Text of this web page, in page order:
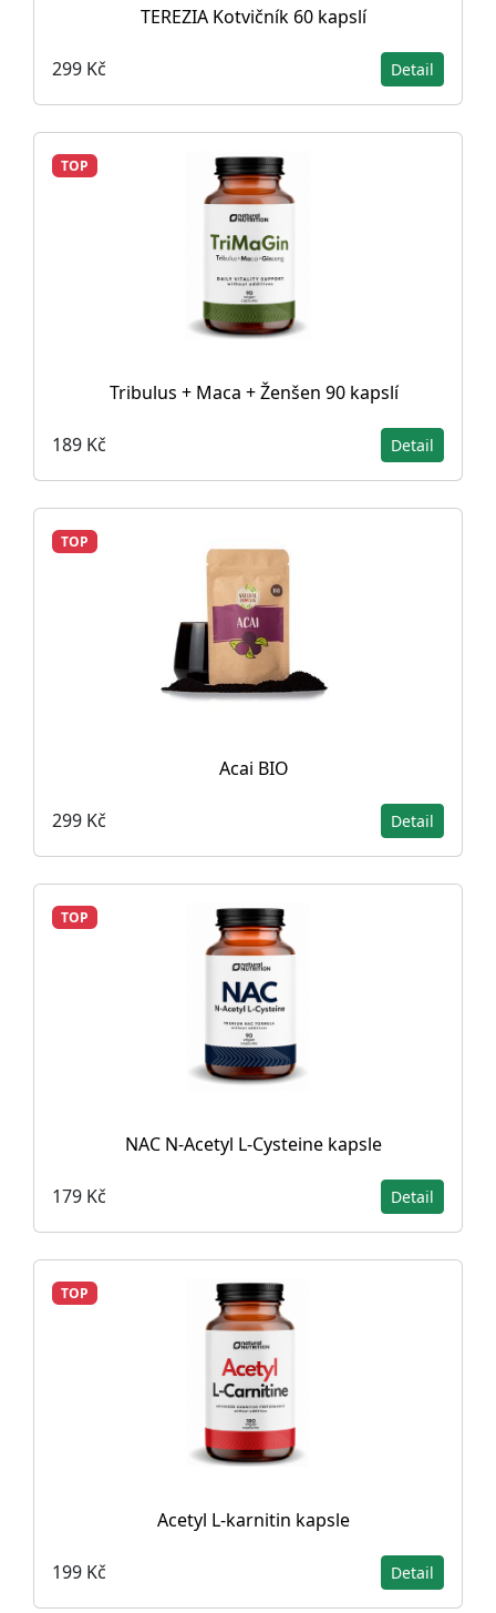
TEREZIA Kotvičník 60 kapslí
299 Kč Detail
TOP
Tribulus + Maca + Ženšen 90 kapslí
189 Kč Detail
TOP
Acai BIO
299 Kč Detail
TOP
NAC N-Acetyl L-Cysteine ​​kapsle
179 Kč Detail
TOP
Acetyl L-karnitin kapsle
199 Kč Detail